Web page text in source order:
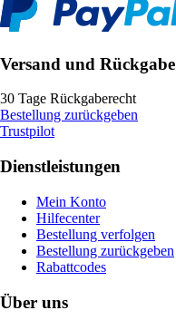
Versand und Rückgabe
30 Tage Rückgaberecht
Bestellung zurückgeben
Trustpilot
Dienstleistungen
Mein Konto
Hilfecenter
Bestellung verfolgen
Bestellung zurückgeben
Rabattcodes
Über uns